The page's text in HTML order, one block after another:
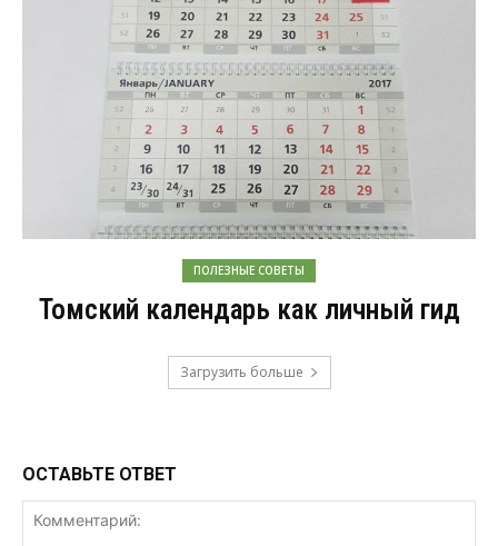
ПОЛЕЗНЫЕ СОВЕТЫ
Томский календарь как личный гид
Загрузить больше
ОСТАВЬТЕ ОТВЕТ